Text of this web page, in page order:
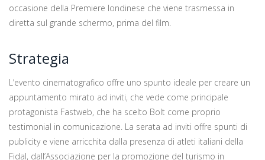
occasione della Premiere londinese che viene trasmessa in
diretta sul grande schermo, prima del film.
Strategia
L’evento cinematografico offre uno spunto ideale per creare un
appuntamento mirato ad inviti, che vede come principale
protagonista Fastweb, che ha scelto Bolt come proprio
testimonial in comunicazione. La serata ad inviti offre spunti di
publicity e viene arricchita dalla presenza di atleti italiani della
Fidal, dall’Associazione per la promozione del turismo in